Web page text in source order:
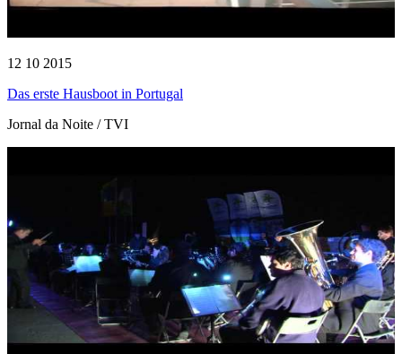
12 10 2015
Das erste Hausboot in Portugal
Jornal da Noite / TVI